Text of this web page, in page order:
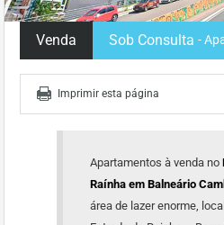
Venda Sob Consulta -
Imprimir esta página
Apartamentos à venda no
Raínha em Balneário
área de lazer enorme,